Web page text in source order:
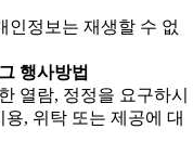
인정보는 재생할 수 없
행사방법
열람, 정정을 요구하시
, 위탁 또는 제공에 대